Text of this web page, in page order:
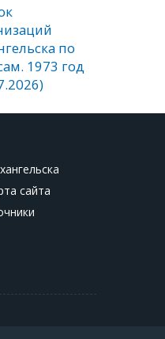
по
1973 год
сайта